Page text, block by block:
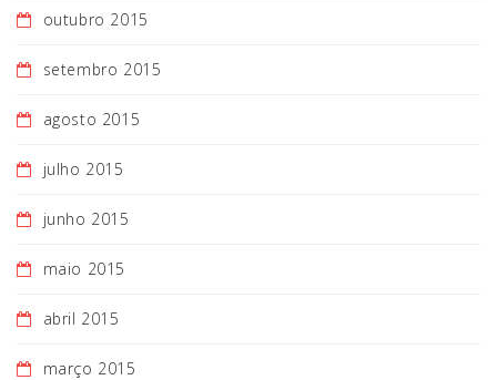
outubro 2015
setembro 2015
agosto 2015
julho 2015
junho 2015
maio 2015
abril 2015
março 2015